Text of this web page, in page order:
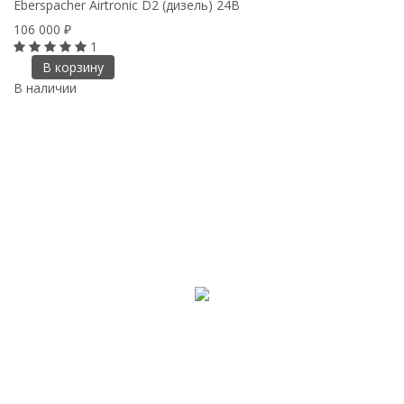
Eberspacher Airtronic D2 (дизель) 24B
106 000 ₽
1
В корзину
В наличии